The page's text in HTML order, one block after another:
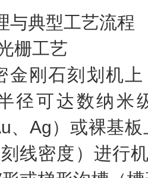
与典型工艺流程
栅工艺
金刚石刻划机
径可达数纳
、 Ag）或裸基
线密度）进行